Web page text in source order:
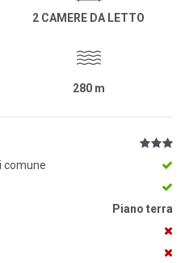
2 CAMERE DA LETTO
280 m
comune
Piano terra